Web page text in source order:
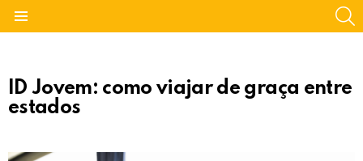
ID Jovem: como viajar de graça entre
estados